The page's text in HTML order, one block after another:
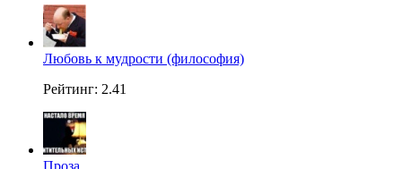
Любовь к мудрости (философия)
Рейтинг: 2.41